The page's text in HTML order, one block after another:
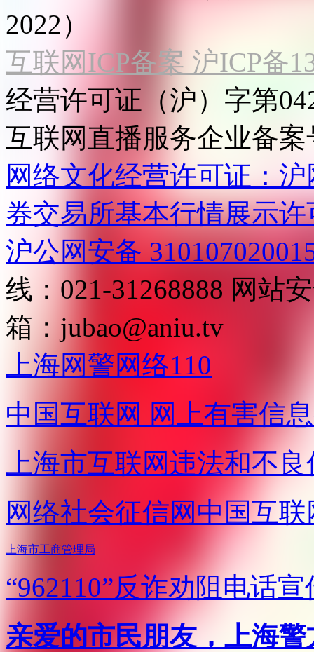
2022）
互联网ICP备案 沪ICP备
经营许可证（沪）字第
互联网直播服务企业备案
网络文化经营许可证：
券交易所基本行情展示许
沪公网安备
线：021-31268888 网站
箱： jubao@aniu.tv
上海网警网络110
中国互联网 网上有害信
上海市互联网违法和不
网络社会征信网 中国互
上海市工商管理局
“962110”反诈劝阻电话宣
亲爱的市民朋友，上海